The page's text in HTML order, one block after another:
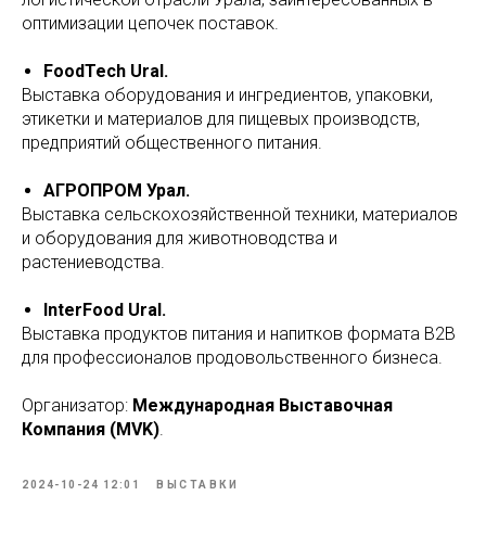
оптимизации цепочек поставок.
FoodTech Ural.
Выставка оборудования и ингредиентов, упаковки,
этикетки и материалов для пищевых производств,
предприятий общественного питания.
АГРОПРОМ Урал.
Выставка сельскохозяйственной техники, материалов
и оборудования для животноводства и
растениеводства.
InterFood Ural.
Выставка продуктов питания и напитков формата В2В
для профессионалов продовольственного бизнеса.
Организатор: Международная Выставочная
Компания (MVK).
2024-10-24 12:01 ВЫСТАВКИ